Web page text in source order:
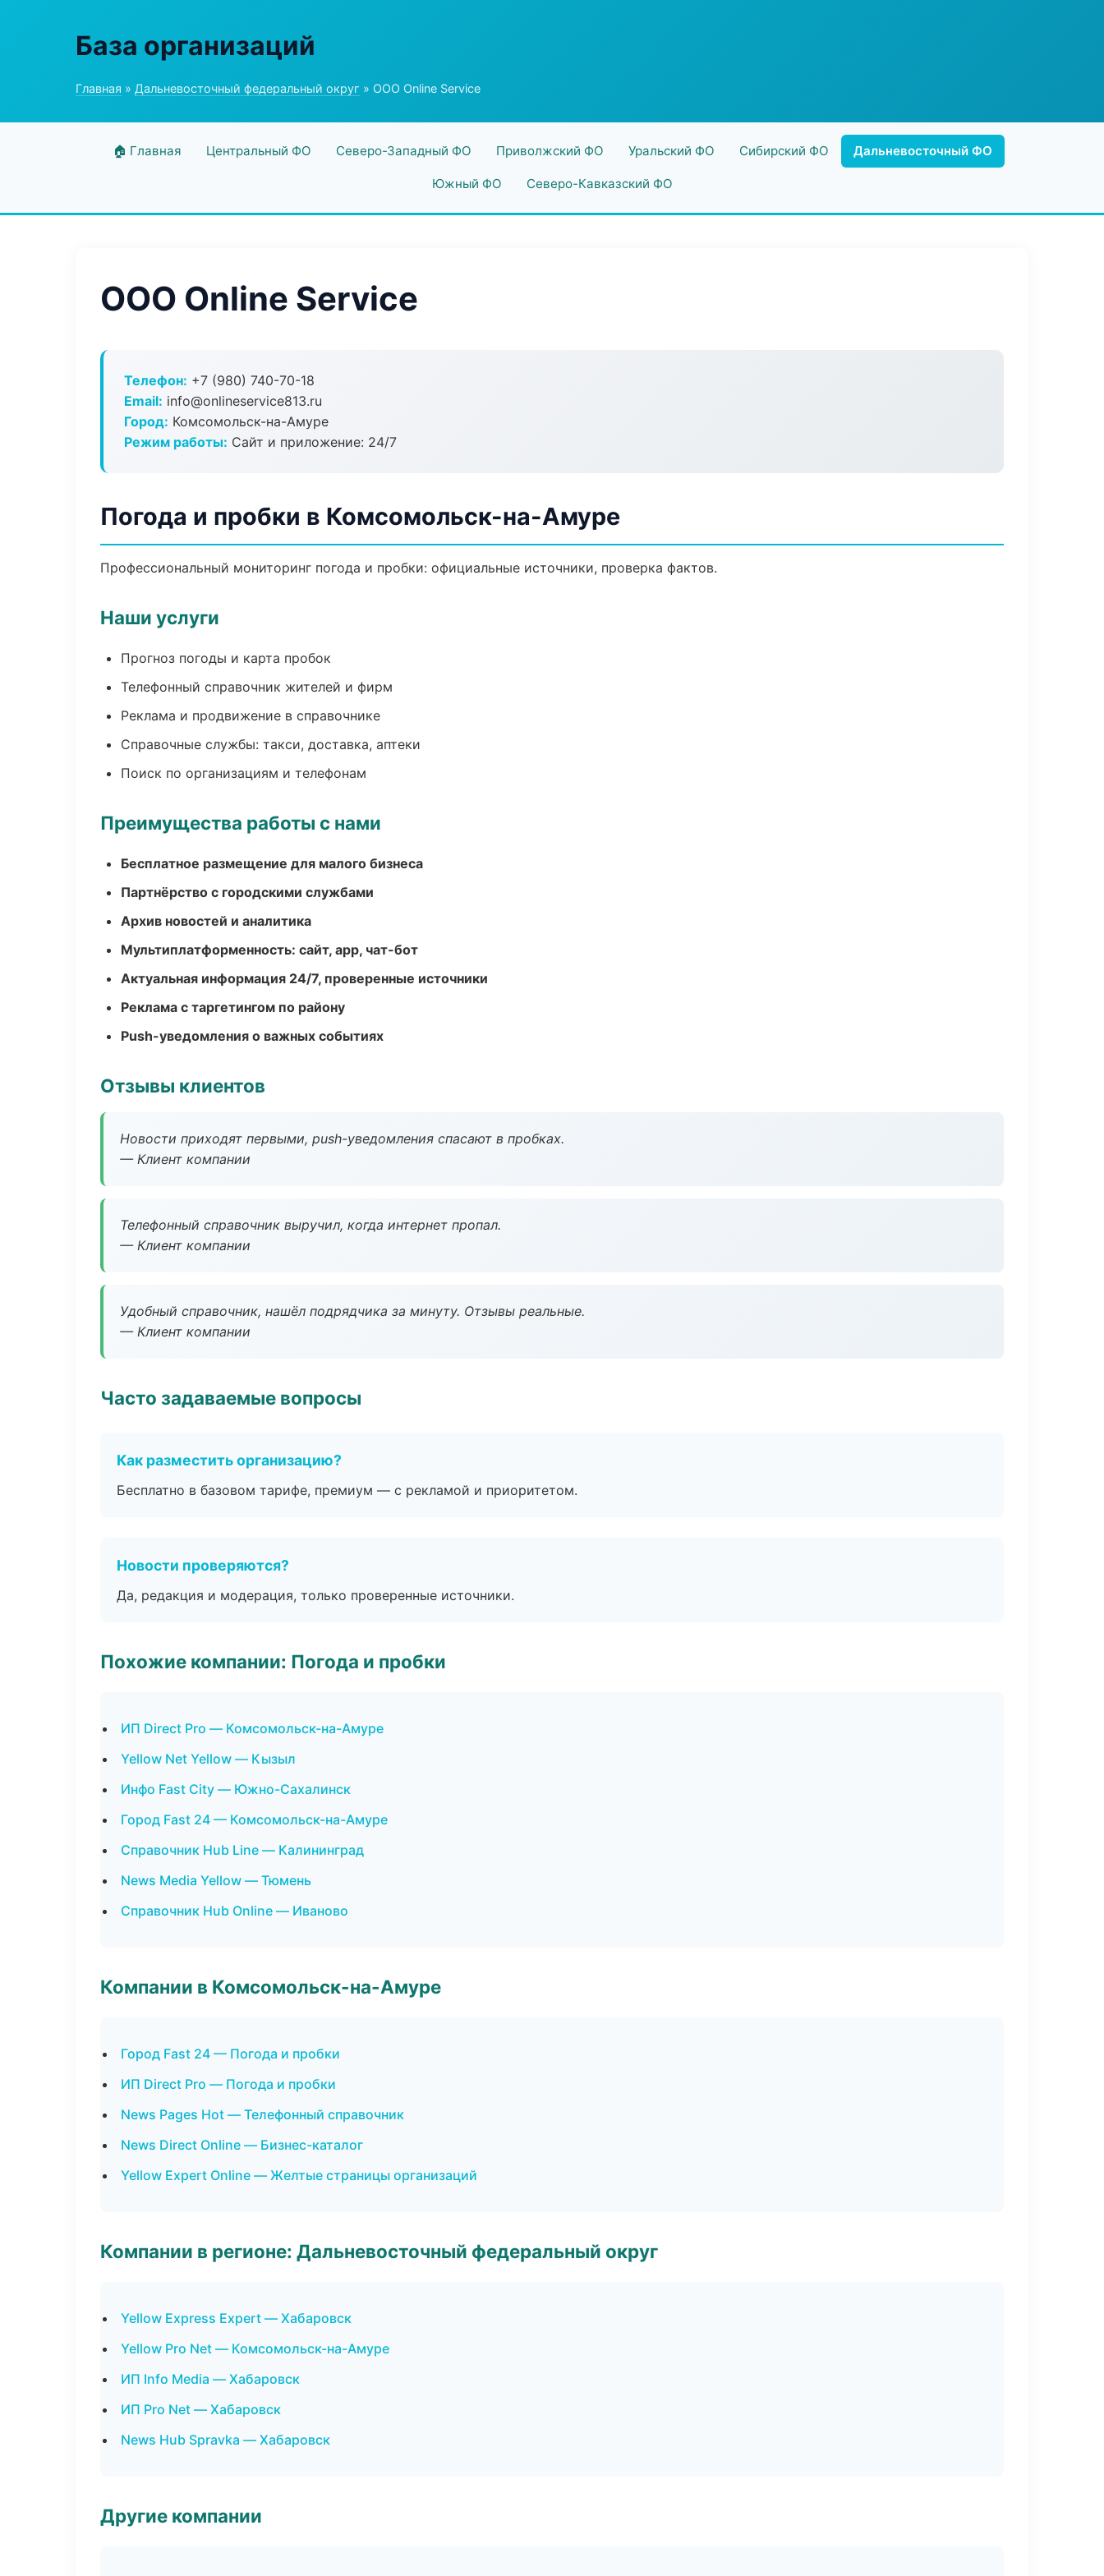
База организаций
Главная » Дальневосточный федеральный округ » ООО Online Service
🏠 Главная Центральный ФО Северо-Западный ФО Приволжский ФО Уральский ФО Сибирский ФО Дальневосточный ФО
Южный ФО Северо-Кавказский ФО
ООО Online Service
Телефон: +7 (980) 740-70-18
Email: info@onlineservice813.ru
Город: Комсомольск-на-Амуре
Режим работы: Сайт и приложение: 24/7
Погода и пробки в Комсомольск-на-Амуре
Профессиональный мониторинг погода и пробки: официальные источники, проверка фактов.
Наши услуги
Прогноз погоды и карта пробок
Телефонный справочник жителей и фирм
Реклама и продвижение в справочнике
Справочные службы: такси, доставка, аптеки
Поиск по организациям и телефонам
Преимущества работы с нами
Бесплатное размещение для малого бизнеса
Партнёрство с городскими службами
Архив новостей и аналитика
Мультиплатформенность: сайт, app, чат-бот
Актуальная информация 24/7, проверенные источники
Реклама с таргетингом по району
Push-уведомления о важных событиях
Отзывы клиентов
Новости приходят первыми, push-уведомления спасают в пробках.
— Клиент компании
Телефонный справочник выручил, когда интернет пропал.
— Клиент компании
Удобный справочник, нашёл подрядчика за минуту. Отзывы реальные.
— Клиент компании
Часто задаваемые вопросы
Как разместить организацию?
Бесплатно в базовом тарифе, премиум — с рекламой и приоритетом.
Новости проверяются?
Да, редакция и модерация, только проверенные источники.
Похожие компании: Погода и пробки
ИП Direct Pro — Комсомольск-на-Амуре
Yellow Net Yellow — Кызыл
Инфо Fast City — Южно-Сахалинск
Город Fast 24 — Комсомольск-на-Амуре
Справочник Hub Line — Калининград
News Media Yellow — Тюмень
Справочник Hub Online — Иваново
Компании в Комсомольск-на-Амуре
Город Fast 24 — Погода и пробки
ИП Direct Pro — Погода и пробки
News Pages Hot — Телефонный справочник
News Direct Online — Бизнес-каталог
Yellow Expert Online — Желтые страницы организаций
Компании в регионе: Дальневосточный федеральный округ
Yellow Express Expert — Хабаровск
Yellow Pro Net — Комсомольск-на-Амуре
ИП Info Media — Хабаровск
ИП Pro Net — Хабаровск
News Hub Spravka — Хабаровск
Другие компании